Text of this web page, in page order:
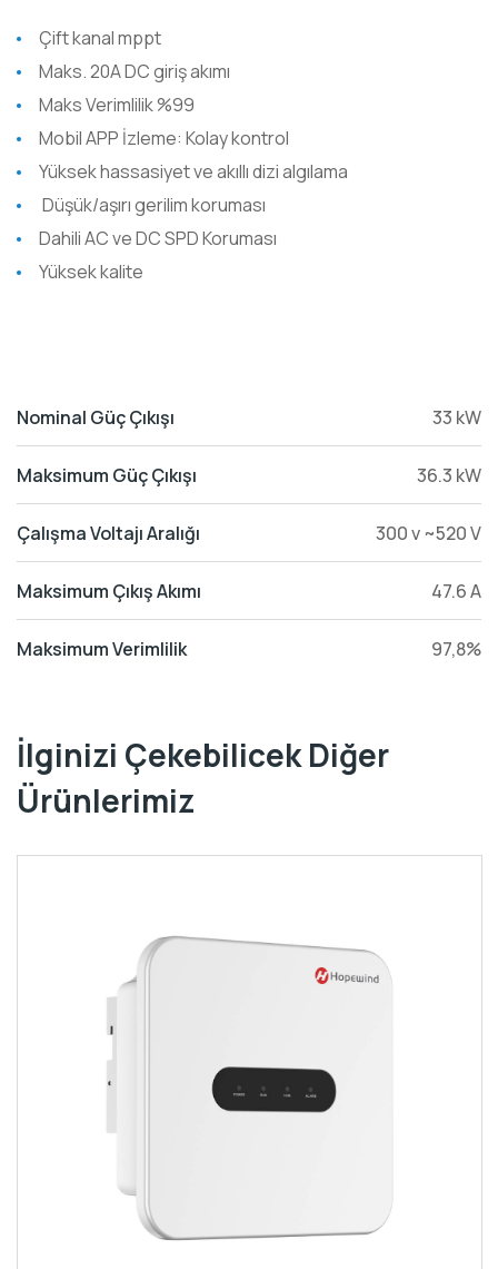
Çift kanal mppt
Maks. 20A DC giriş akımı
Maks Verimlilik %99
Mobil APP İzleme: Kolay kontrol
Yüksek hassasiyet ve akıllı dizi algılama
Düşük/aşırı gerilim koruması
Dahili AC ve DC SPD Koruması
Yüksek kalite
Nominal Güç Çıkışı 33 kW
Maksimum Güç Çıkışı 36.3 kW
Çalışma Voltajı Aralığı 300 v ~520 V
Maksimum Çıkış Akımı 47.6 A
Maksimum Verimlilik 97,8%
İlginizi Çekebilicek Diğer
Ürünlerimiz